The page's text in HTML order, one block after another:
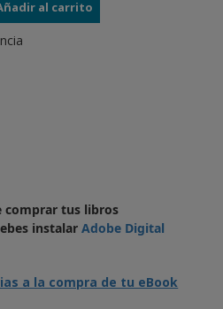
comprar tus libros
instalarAdobe Digital
a la compra de tu eBook